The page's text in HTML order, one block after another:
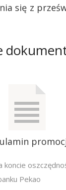
się z
koncie
Pekao